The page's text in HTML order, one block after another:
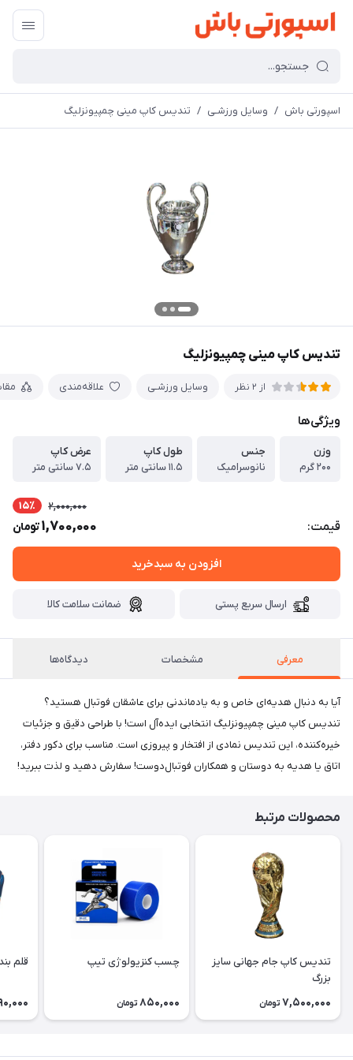
اسپورتی باش / وسایل ورزشـی / تندیس کاپ مینی چمپیونزلیگ
تندیس کاپ مینی چمپیونزلیگ
از 2 نظر وسایل ورزشـی علاقه‌مندی
ویژگی‌ها
وزن
۲۰۰ گرم
جنس
نانوسرامیک
طول کاپ
۱۱.۵ سانتی متر
عرض کاپ
۷.۵ سانتی متر
قیمت:
2,000,000 15٪
1,700,000تومان
افزودن به سبدخرید
ارسال سریع پستی ضمانت سلامت کالا
معرفی مشخصات دیدگاه‌ها
آیا به دنبال هدیه‌ای خاص و به یادماندنی برای عاشقان فوتبال هستید؟
تندیس کاپ مینی چمپیونزلیگ انتخابی ایده‌آل است! با طراحی دقیق و جزئیات
خیره‌کننده، این تندیس نمادی از افتخار و پیروزی است. مناسب برای دکور دفتر،
اتاق یا هدیه به دوستان و همکاران فوتبال‌دوست! سفارش دهید و لذت ببرید!
محصولات مرتبط
تندیس کاپ جام جهانی سایز
بزرگ
7,500,000 تومان
چسب کنزیولوژی تیپ
850,000 تومان
قلم